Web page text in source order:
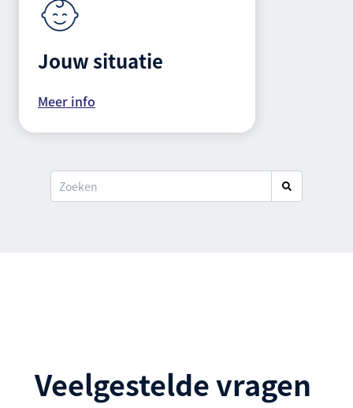
Jouw situatie
Meer info
Veelgestelde vragen